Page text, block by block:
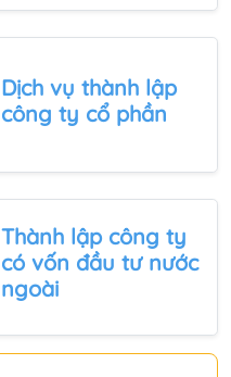
Dịch vụ thành lập
công ty cổ phần
Thành lập công ty
có vốn đầu tư nước
ngoài